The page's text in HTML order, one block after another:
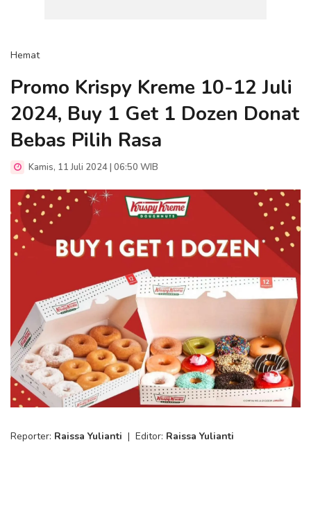
Hemat
Promo Krispy Kreme 10-12 Juli
2024, Buy 1 Get 1 Dozen Donat
Bebas Pilih Rasa
Kamis, 11 Juli 2024 | 06:50 WIB
Reporter: Raissa Yulianti | Editor: Raissa Yulianti